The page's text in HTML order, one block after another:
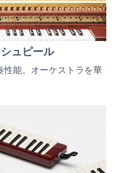
ュピール
性能。オーケストラを華